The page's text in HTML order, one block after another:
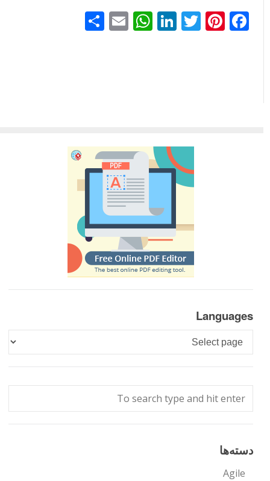
Facebook
Pinterest
Twitter
LinkedIn
WhatsApp
Emailاشتراک
Languages
Languages
دسته‌ها
Agile